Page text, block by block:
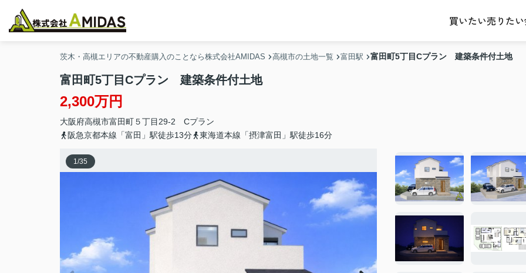
買いたい売りたい
茨木・高槻エリアの不動産購入のことなら株式会社AMIDAS 高槻市の土地一覧 富田駅 富田町5丁目Cプラン 建築条件付土地
富田町5丁目Cプラン 建築条件付土地
2,300万円
大阪府高槻市富田町５丁目29-2 Cプラン
阪急京都本線「富田」駅徒歩13分
東海道本線「摂津富田」駅徒歩16分
1/35